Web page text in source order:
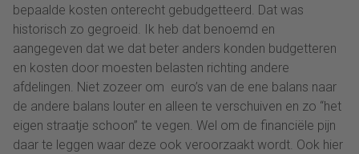
bepaalde kosten onterecht gebudgetteerd. Dat was
historisch zo gegroeid. Ik heb dat benoemd en
aangegeven dat we dat beter anders konden budgetteren
en kosten door moesten belasten richting andere
afdelingen. Niet zozeer om euro’s van de ene balans naar
de andere balans louter en alleen te verschuiven en zo “het
eigen straatje schoon” te vegen. Wel om de financiële pijn
daar te leggen waar deze ook veroorzaakt wordt. Ook hier